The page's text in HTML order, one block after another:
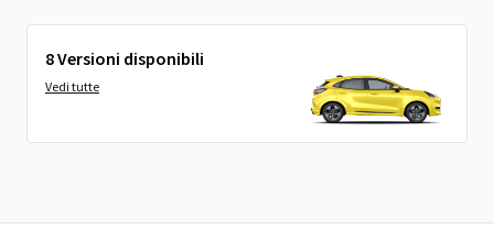
8 Versioni disponibili
Vedi tutte